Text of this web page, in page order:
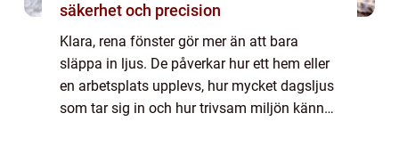
säkerhet och precision
Klara, rena fönster gör mer än att bara
släppa in ljus. De påverkar hur ett hem eller
en arbetsplats upplevs, hur mycket dagsljus
som tar sig in och hur trivsam miljön känns.